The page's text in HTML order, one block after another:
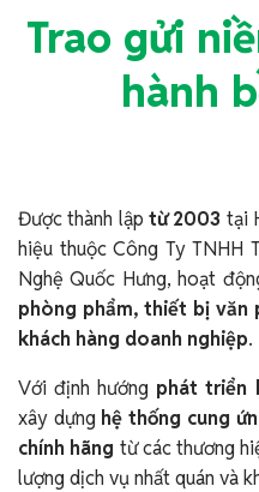
Trao gửi
hành
Được thành lậptừ 2003 tại
hiệu thuộc Công Ty TNHH
Nghệ Quốc Hưng, hoạt
phòng phẩm, thiết bị
khách hàng doanh nghiệp.
Với định hướng phát triển
xây dựng hệ thống cung
chính hãng từ các thương
lượng dịch vụ nhất quán và